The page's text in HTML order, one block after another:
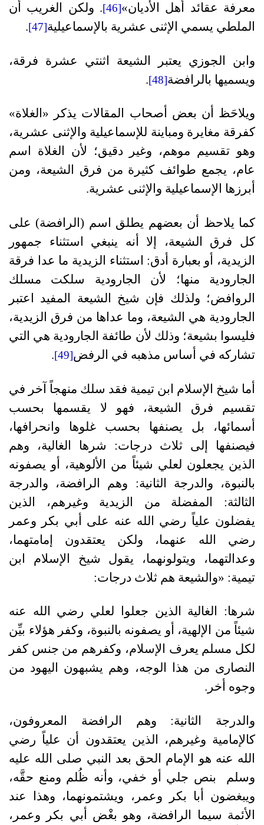
معرفة عقائد أهل الأديان»[46]
. ولكن الغريب أن
الملطي يسمي الإثنى عشرية بالإسماعيلية[47]
.
وابن الجوزي يعتبر الشيعة اثنتي عشرة فرقة،
ويسميها بالرافضة[48]
.
ويلاحَظ أن بعض أصحاب المقالات يذكر «الغلاة»
كفرقة مغايرة ومباينة للإسماعيلية والإثنى عشرية،
وهو تقسيم موهم، وغير دقيق؛ لأن الغلاة اسم
عام، يجمع طوائف كثيرة من فرق الشيعة، ومن
أبرزها الإسماعيلية والإثنى عشرية.
كما يلاحظ أن بعضهم يطلق اسم (الرافضة) على
كل فرق الشيعة، إلا أنه ينبغي استثناء جمهور
الزيدية، أو بعبارة أدق: استثناء الزيدية ما عدا فرقة
الجارودية منها؛ لأن الجارودية سلكت مسلك
الروافض؛ ولذلك فإن شيخ الشيعة المفيد اعتبر
الجارودية هي الشيعة، وما عداها من فرق الزيدية،
فليسوا بشيعة؛ وذلك لأن طائفة الجارودية هي التي
تشاركه في أساس مذهبه في الرفض[49]
.
أما شيخ الإسلام ابن تيمية فقد سلك منهجاً آخر في
تقسيم فرق الشيعة، فهو لا يقسمها بحسب
أسمائها، بل يصنفها بحسب غلوها وانحرافها،
فيصنفها إلى ثلاث درجات: شرها الغالية، وهم
الذين يجعلون لعلي شيئاً من الألوهية، أو يصفونه
بالنبوة، والدرجة الثانية: وهم الرافضة، والدرجة
الثالثة: المفضلة من الزيدية وغيرهم، الذين
يفضلون علياً رضي الله عنه على أبي بكر وعمر
رضي الله عنهما، ولكن يعتقدون إمامتهما،
وعدالتهما، ويتولونهما، يقول شيخ الإسلام ابن
تيمية: «والشيعة هم ثلاث درجات:
شرها: الغالية الذين جعلوا لعلي رضي الله عنه
شيئاً من الإلهية، أو يصفونه بالنبوة، وكفر هؤلاء بيِّن
لكل مسلم يعرف الإسلام، وكفرهم من جنس كفر
النصارى من هذا الوجه، وهم يشبهون اليهود من
وجوه أخر.
والدرجة الثانية: وهم الرافضة المعروفون،
كالإمامية وغيرهم، الذين يعتقدون أن علياً رضي
الله عنه هو الإمام الحق بعد النبي صلى الله عليه
وسلم بنص جلي أو خفي، وأنه ظُلم ومنع حقَّه،
ويبغضون أبا بكر وعمر، ويشتمونهما، وهذا عند
الأئمة سيما الرافضة، وهو بغْض أبي بكر وعمر،